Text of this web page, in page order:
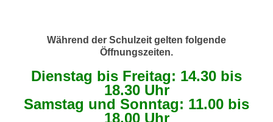
Während der Schulzeit gelten folgende
Öffnungszeiten.
Dienstag bis Freitag: 14.30 bis
18.30 Uhr
Samstag und Sonntag: 11.00 bis
18.00 Uhr